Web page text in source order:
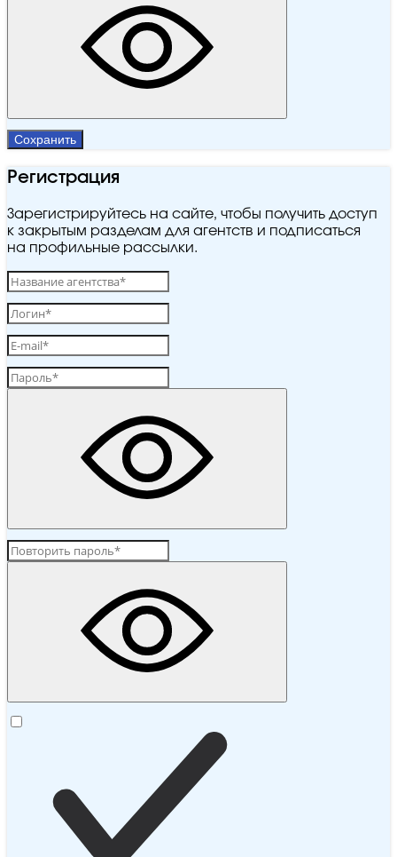
Сохранить
Регистрация
Зарегистрируйтесь на сайте, чтобы получить доступ
к закрытым разделам для агентств и подписаться
на профильные рассылки.